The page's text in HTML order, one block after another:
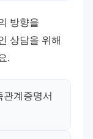
방향을
상담을 위해
.
관계증명서